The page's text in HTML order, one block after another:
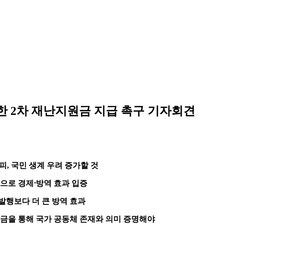
2차 재난지원금 지급 촉구 기자회견
, 국민 생계 우려 증가할 것
로 경제 ⸱방역 효과 입증
행보다 더 큰 방역 효과
을 통해 국가 공동체 존재와 의미 증명해야